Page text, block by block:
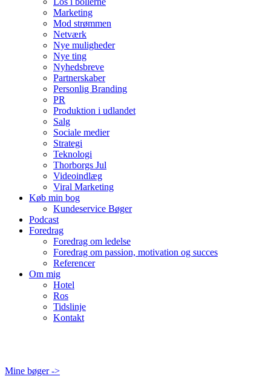
Marketing
Mod strømmen
Netværk
Nye muligheder
Nye ting
Nyhedsbreve
Partnerskaber
Personlig Branding
PR
Produktion i udlandet
Salg
Sociale medier
Strategi
Teknologi
Thorborgs Jul
Videoindlæg
Viral Marketing
Køb min bog
Kundeservice Bøger
Podcast
Foredrag
Foredrag om ledelse
Foredrag om passion, motivation og succes
Referencer
Om mig
Hotel
Ros
Tidslinje
Kontakt
Mine bøger ->